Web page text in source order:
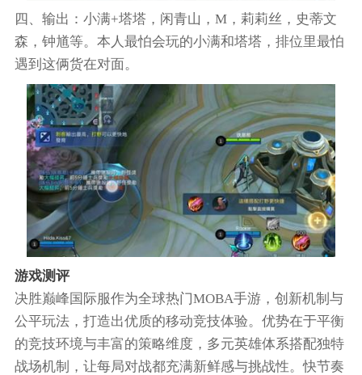
四、输出：小满+塔塔，闲青山，M，莉莉丝，史蒂文
森，钟馗等。本人最怕会玩的小满和塔塔，排位里最怕
遇到这俩货在对面。
游戏测评
决胜巅峰国际服作为全球热门MOBA手游，创新机制与
公平玩法，打造出优质的移动竞技体验。优势在于平衡
的竞技环境与丰富的策略维度，多元英雄体系搭配独特
战场机制，让每局对战都充满新鲜感与挑战性。快节奏